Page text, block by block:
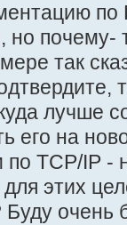
по
но почему-
так
лучше
его на
по TCP/IP -
этих
очень